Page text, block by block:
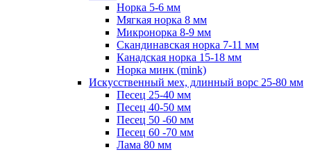
Норка 5-6 мм
Мягкая норка 8 мм
Микронорка 8-9 мм
Скандинавская норка 7-11 мм
Канадская норка 15-18 мм
Норка минк (mink)
Искусственный мех, длинный ворс 25-80 мм
Песец 25-40 мм
Песец 40-50 мм
Песец 50 -60 мм
Песец 60 -70 мм
Лама 80 мм